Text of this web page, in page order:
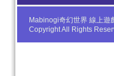
Mabinogi奇幻世界 線上遊
Copyright All Rights